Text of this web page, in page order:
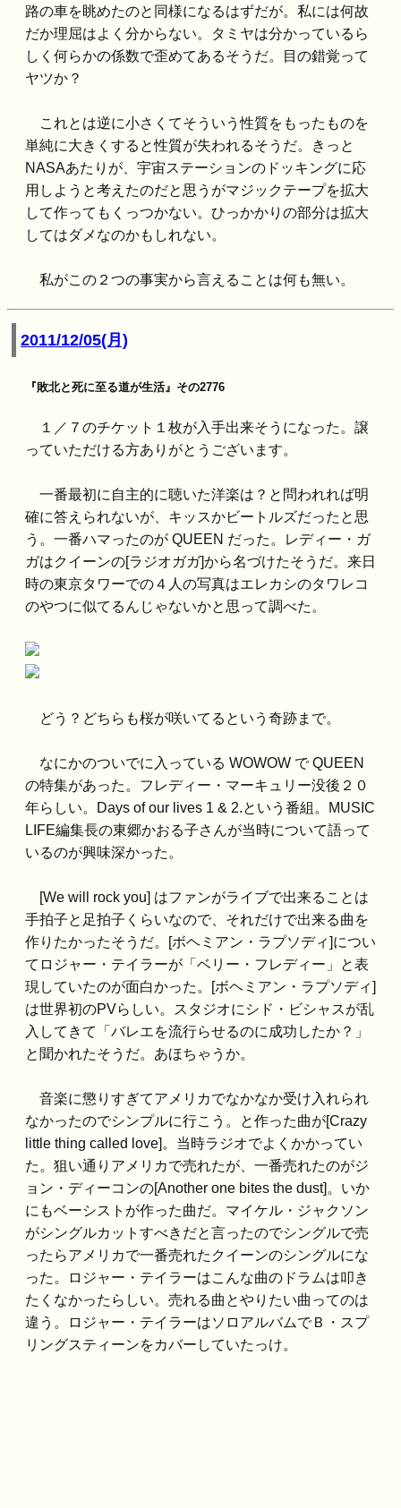
路の車を眺めたのと同様になるはずだが。私には何故
だか理屈はよく分からない。タミヤは分かっているら
しく何らかの係数で歪めてあるそうだ。目の錯覚って
ヤツか？
これとは逆に小さくてそういう性質をもったものを
単純に大きくすると性質が失われるそうだ。きっと
NASAあたりが、宇宙ステーションのドッキングに応
用しようと考えたのだと思うがマジックテープを拡大
して作ってもくっつかない。ひっかかりの部分は拡大
してはダメなのかもしれない。
私がこの２つの事実から言えることは何も無い。
2011/12/05(月)
『敗北と死に至る道が生活』その2776
１／７のチケット１枚が入手出来そうになった。譲
っていただける方ありがとうございます。
一番最初に自主的に聴いた洋楽は？と問われれば明
確に答えられないが、キッスかビートルズだったと思
う。一番ハマったのが QUEEN だった。レディー・ガ
ガはクイーンの[ラジオガガ]から名づけたそうだ。来日
時の東京タワーでの４人の写真はエレカシのタワレコ
のやつに似てるんじゃないかと思って調べた。
どう？どちらも桜が咲いてるという奇跡まで。
なにかのついでに入っている WOWOW で QUEEN
の特集があった。フレディー・マーキュリー没後２０
年らしい。Days of our lives 1 & 2.という番組。MUSIC
LIFE編集長の東郷かおる子さんが当時について語って
いるのが興味深かった。
[We will rock you] はファンがライブで出来ることは
手拍子と足拍子くらいなので、それだけで出来る曲を
作りたかったそうだ。[ボヘミアン・ラプソディ]につい
てロジャー・テイラーが「ベリー・フレディー」と表
現していたのが面白かった。[ボヘミアン・ラプソディ]
は世界初のPVらしい。スタジオにシド・ビシャスが乱
入してきて「バレエを流行らせるのに成功したか？」
と聞かれたそうだ。あほちゃうか。
音楽に懲りすぎてアメリカでなかなか受け入れられ
なかったのでシンプルに行こう。と作った曲が[Crazy
little thing called love]。当時ラジオでよくかかってい
た。狙い通りアメリカで売れたが、一番売れたのがジ
ョン・ディーコンの[Another one bites the dust]。いか
にもベーシストが作った曲だ。マイケル・ジャクソン
がシングルカットすべきだと言ったのでシングルで売
ったらアメリカで一番売れたクイーンのシングルにな
った。ロジャー・テイラーはこんな曲のドラムは叩き
たくなかったらしい。売れる曲とやりたい曲ってのは
違う。ロジャー・テイラーはソロアルバムでＢ・スプ
リングスティーンをカバーしていたっけ。